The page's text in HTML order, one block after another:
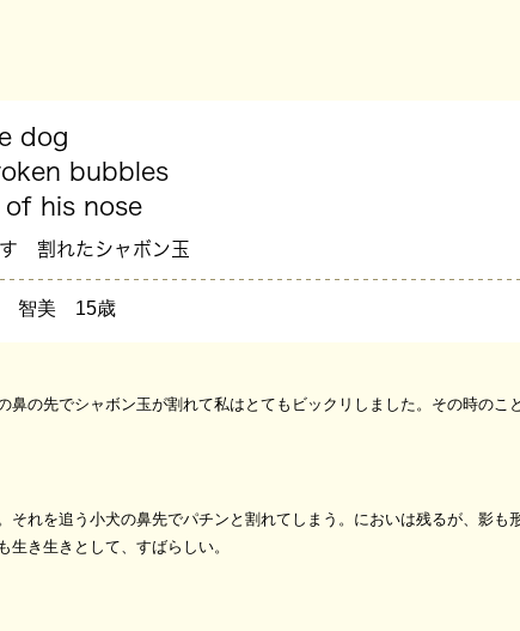
dog
bubbles
his nose
割れたシャボン玉
智美 15歳
の先でシャボン玉が割れて私はとてもビックリしました。その時のこ
れを追う小犬の鼻先でパチンと割れてしまう。においは残るが、影も
き生きとして、すばらしい。